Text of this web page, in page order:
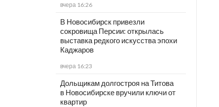
вчера 16:26
В Новосибирск привезли
сокровища Персии: открылась
выставка редкого искусства эпохи
Каджаров
вчера 16:23
Дольщикам долгостроя на Титова
в Новосибирске вручили ключи от
квартир